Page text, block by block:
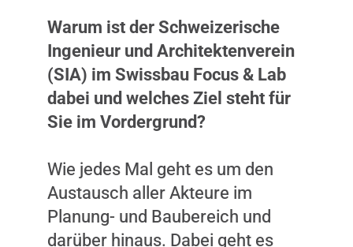
Warum ist der Schweizerische
Ingenieur und Architektenverein
(SIA) im Swissbau Focus & Lab
dabei und welches Ziel steht für
Sie im Vordergrund?
Wie jedes Mal geht es um den
Austausch aller Akteure im
Planung- und Baubereich und
darüber hinaus. Dabei geht es